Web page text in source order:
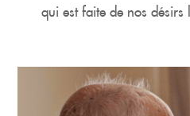
qui est faite de nos désirs